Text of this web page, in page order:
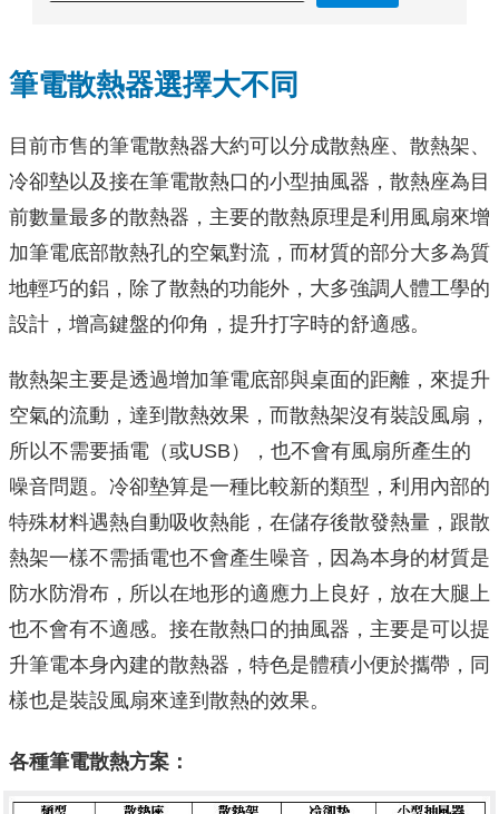
筆電散熱器選擇大不同
目前市售的筆電散熱器大約可以分成散熱座、散熱架、
冷卻墊以及接在筆電散熱口的小型抽風器，散熱座為目
前數量最多的散熱器，主要的散熱原理是利用風扇來增
加筆電底部散熱孔的空氣對流，而材質的部分大多為質
地輕巧的鋁，除了散熱的功能外，大多強調人體工學的
設計，增高鍵盤的仰角，提升打字時的舒適感。
散熱架主要是透過增加筆電底部與桌面的距離，來提升
空氣的流動，達到散熱效果，而散熱架沒有裝設風扇，
所以不需要插電（或USB），也不會有風扇所產生的
噪音問題。冷卻墊算是一種比較新的類型，利用內部的
特殊材料遇熱自動吸收熱能，在儲存後散發熱量，跟散
熱架一樣不需插電也不會產生噪音，因為本身的材質是
防水防滑布，所以在地形的適應力上良好，放在大腿上
也不會有不適感。接在散熱口的抽風器，主要是可以提
升筆電本身內建的散熱器，特色是體積小便於攜帶，同
樣也是裝設風扇來達到散熱的效果。
各種筆電散熱方案：